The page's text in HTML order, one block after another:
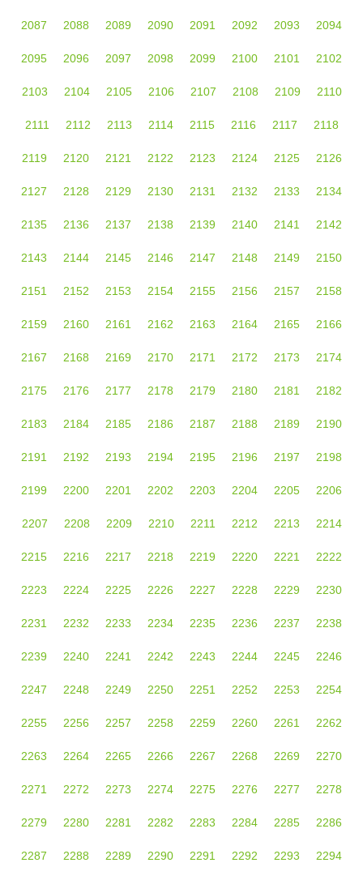
2087 2088 2089 2090 2091 2092 2093 2094
2095 2096 2097 2098 2099 2100 2101 2102
2103 2104 2105 2106 2107 2108 2109 2110
2111 2112 2113 2114 2115 2116 2117 2118
2119 2120 2121 2122 2123 2124 2125 2126
2127 2128 2129 2130 2131 2132 2133 2134
2135 2136 2137 2138 2139 2140 2141 2142
2143 2144 2145 2146 2147 2148 2149 2150
2151 2152 2153 2154 2155 2156 2157 2158
2159 2160 2161 2162 2163 2164 2165 2166
2167 2168 2169 2170 2171 2172 2173 2174
2175 2176 2177 2178 2179 2180 2181 2182
2183 2184 2185 2186 2187 2188 2189 2190
2191 2192 2193 2194 2195 2196 2197 2198
2199 2200 2201 2202 2203 2204 2205 2206
2207 2208 2209 2210 2211 2212 2213 2214
2215 2216 2217 2218 2219 2220 2221 2222
2223 2224 2225 2226 2227 2228 2229 2230
2231 2232 2233 2234 2235 2236 2237 2238
2239 2240 2241 2242 2243 2244 2245 2246
2247 2248 2249 2250 2251 2252 2253 2254
2255 2256 2257 2258 2259 2260 2261 2262
2263 2264 2265 2266 2267 2268 2269 2270
2271 2272 2273 2274 2275 2276 2277 2278
2279 2280 2281 2282 2283 2284 2285 2286
2287 2288 2289 2290 2291 2292 2293 2294